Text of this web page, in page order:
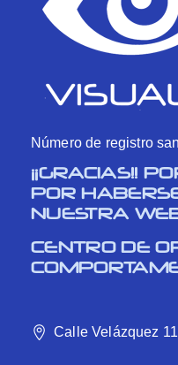
Número de registro
¡¡GRACIAS!!
POR
NUESTRA
CENTRO DE
Calle Velázquez